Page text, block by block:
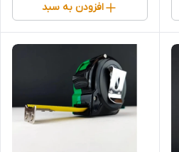
افزودن به سبد